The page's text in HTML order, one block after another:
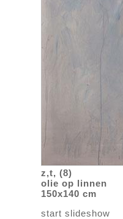
z,t, (8)
olie op linnen
150x140 cm
start slideshow